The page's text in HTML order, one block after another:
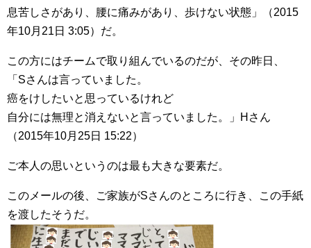
息苦しさがあり、腰に痛みがあり、歩けない状態」（2015
年10月21日 3:05）だ。
この方にはチームで取り組んでいるのだが、その昨日、
「Sさんは言っていました。
癌をけしたいと思っているけれど
自分には無理と消えないと言っていました。」Hさん
（2015年10月25日 15:22）
ご本人の思いというのは最も大きな要素だ。
このメールの後、ご家族がSさんのところに行き、この手紙
を渡したそうだ。